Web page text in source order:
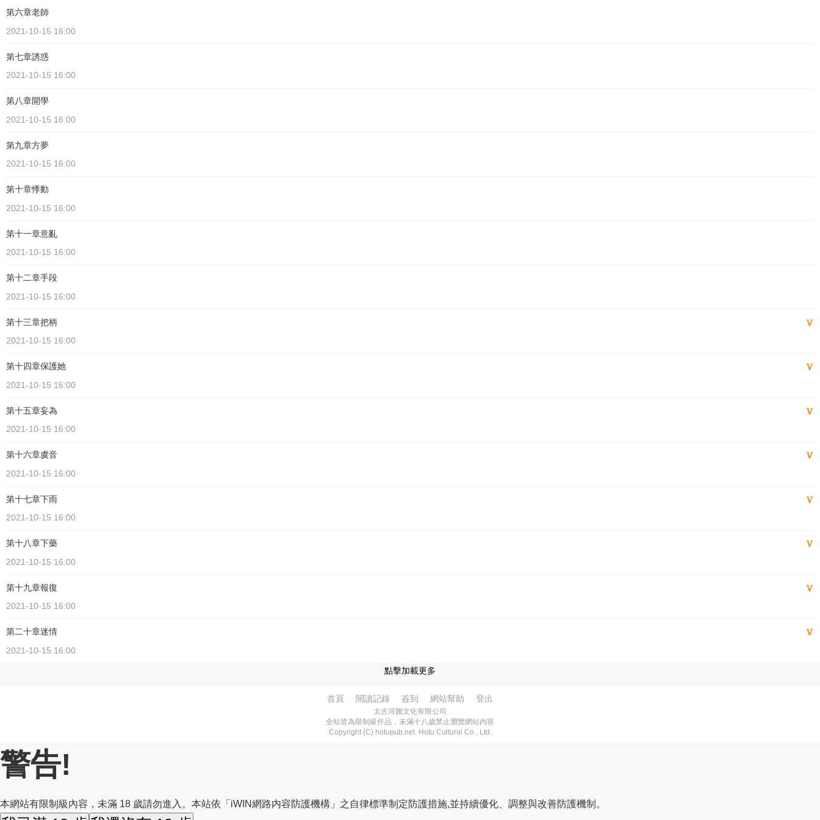
第六章老師
2021-10-15 16:00
第七章誘惑
2021-10-15 16:00
第八章開學
2021-10-15 16:00
第九章方夢
2021-10-15 16:00
第十章悸動
2021-10-15 16:00
第十一章意亂
2021-10-15 16:00
第十二章手段
2021-10-15 16:00
第十三章把柄
2021-10-15 16:00
第十四章保護她
2021-10-15 16:00
第十五章妄為
2021-10-15 16:00
第十六章虞音
2021-10-15 16:00
第十七章下雨
2021-10-15 16:00
第十八章下藥
2021-10-15 16:00
第十九章報復
2021-10-15 16:00
第二十章迷情
2021-10-15 16:00
點擊加載更多
首頁 閱讀記錄 簽到 網站幫助 登出
太古河圖文化有限公司
全站皆為限制級作品，未滿十八歲禁止瀏覽網站內容
Copyright (C) hotupub.net. Hotu Cultural Co., Ltd.
警告!
本網站有限制級內容，未滿 18 歲請勿進入。本站依「iWIN網路内容防護機構」之自律標準制定防護措施,並持續優化、調整與改善防護機制。